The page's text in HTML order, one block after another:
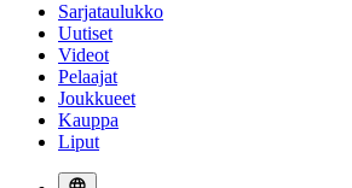
Sarjataulukko
Uutiset
Videot
Pelaajat
Joukkueet
Kauppa
Liput